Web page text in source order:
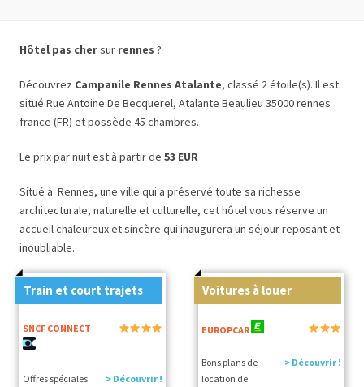
Hôtel pas chersur rennes ?
Découvrez Campanile Rennes Atalante, classé 2 étoile(s). Il est
situé Rue Antoine De Becquerel, Atalante Beaulieu 35000 rennes
france (FR) et possède 45 chambres.
Le prix par nuit est à partir de 53 EUR
Situé à Rennes, une ville qui a préservé toute sa richesse
architecturale, naturelle et culturelle, cet hôtel vous réserve un
accueil chaleureux et sincère qui inaugurera un séjour reposant et
inoubliable.
Train et court trajets
SNCF CONNECT
Offres spéciales
> Découvrir !
Voitures à louer
EUROPCAR
Bons plans de
location de
> Découvrir !